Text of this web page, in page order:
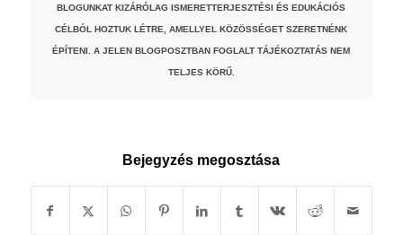
BLOGUNKAT KIZÁRÓLAG ISMERETTERJESZTÉSI ÉS EDUKÁCIÓS
CÉLBÓL HOZTUK LÉTRE, AMELLYEL KÖZÖSSÉGET SZERETNÉNK
ÉPÍTENI. A JELEN BLOGPOSZTBAN FOGLALT TÁJÉKOZTATÁS NEM
TELJES KÖRŰ.
Bejegyzés megosztása